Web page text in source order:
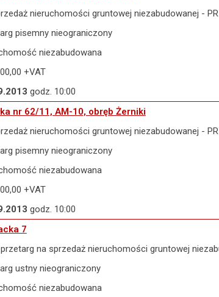
nieruchomości gruntowej niezabudowanej -
pisemny nieograniczony
niezabudowana
+VAT
godz. 10:00
AM-10, obręb Żerniki
nr 62/11, AM-10, obręb Żerniki
nieruchomości gruntowej niezabudowanej -
pisemny nieograniczony
niezabudowana
+VAT
godz. 10:00
7
na sprzedaż nieruchomości gruntowej
ustny nieograniczony
niezabudowana